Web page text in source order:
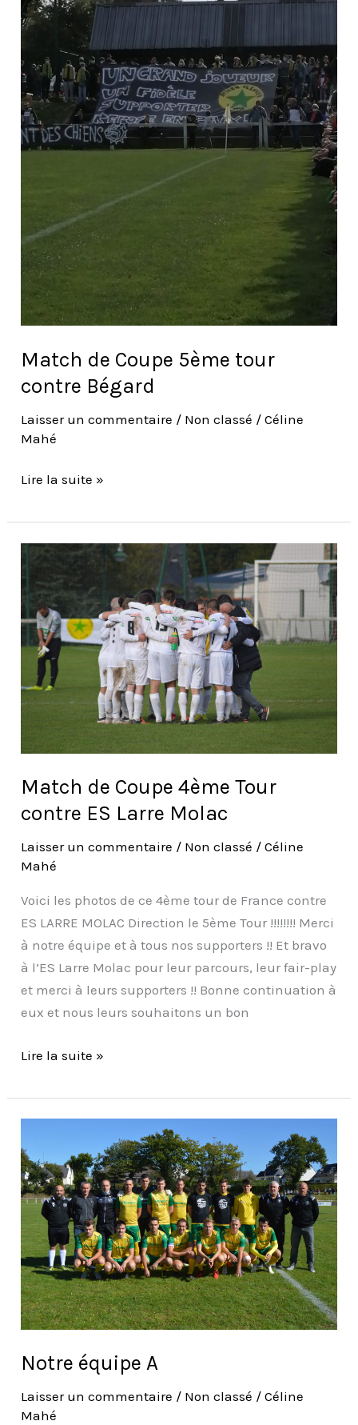
Match de Coupe 5ème tour
contre Bégard
Laisser un commentaire / Non classé /Céline
Mahé
tour
contre
Bégard
Lire la suite »
Match de Coupe 4ème Tour
contre ES Larre Molac
Laisser un commentaire / Non classé /Céline
Mahé
Voici les photos de ce 4ème tour de France contre
ES LARRE MOLAC Direction le 5ème Tour !!!!!!!! Merci
à notre équipe et à tous nos supporters !! Et bravo
à l’ES Larre Molac pour leur parcours, leur fair-play
et merci à leurs supporters !! Bonne continuation à
eux et nous leurs souhaitons un bon
Match
de
Coupe
4ème
Tour
contre
ES
Larre
Molac
Lire la suite »
Notre équipe A
Laisser un commentaire / Non classé /Céline
Mahé
équipe
A